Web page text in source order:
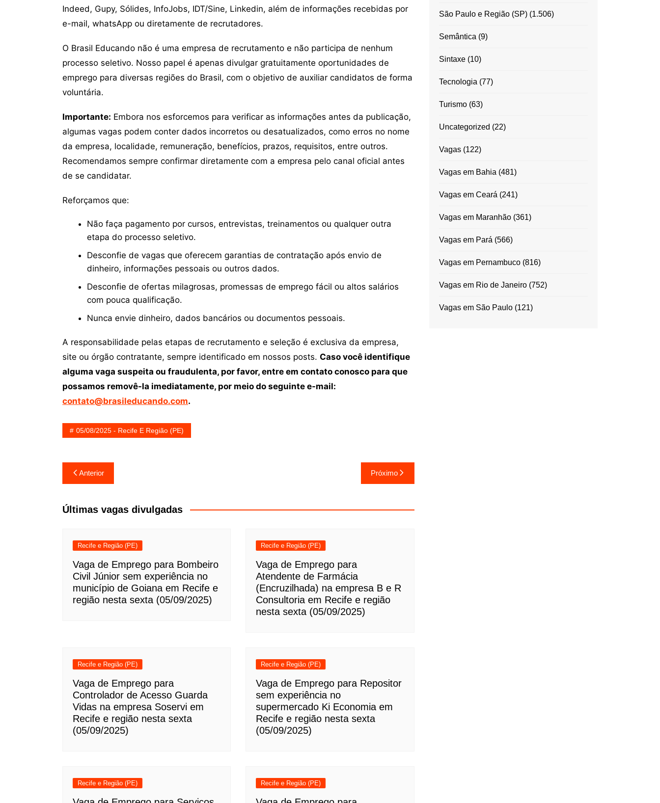
Indeed, Gupy, Sólides, InfoJobs, IDT/Sine, Linkedin, além de informações recebidas por
e-mail, whatsApp ou diretamente de recrutadores.
O Brasil Educando não é uma empresa de recrutamento e não participa de nenhum
processo seletivo. Nosso papel é apenas divulgar gratuitamente oportunidades de
emprego para diversas regiões do Brasil, com o objetivo de auxiliar candidatos de forma
voluntária.
Importante: Embora nos esforcemos para verificar as informações antes da publicação,
algumas vagas podem conter dados incorretos ou desatualizados, como erros no nome
da empresa, localidade, remuneração, benefícios, prazos, requisitos, entre outros.
Recomendamos sempre confirmar diretamente com a empresa pelo canal oficial antes
de se candidatar.
Reforçamos que:
Não faça pagamento por cursos, entrevistas, treinamentos ou qualquer outra
etapa do processo seletivo.
Desconfie de vagas que oferecem garantias de contratação após envio de
dinheiro, informações pessoais ou outros dados.
Desconfie de ofertas milagrosas, promessas de emprego fácil ou altos salários
com pouca qualificação.
Nunca envie dinheiro, dados bancários ou documentos pessoais.
A responsabilidade pelas etapas de recrutamento e seleção é exclusiva da empresa,
site ou órgão contratante, sempre identificado em nossos posts. Caso você identifique
alguma vaga suspeita ou fraudulenta, por favor, entre em contato conosco para que
possamos removê-la imediatamente, por meio do seguinte e-mail:
contato@brasileducando.com.
05/08/2025 - Recife E Região (PE)
Navegação
de
Post
Anterior Próximo
Últimas vagas divulgadas
Recife e Região (PE)
Vaga de Emprego para Bombeiro
Civil Júnior sem experiência no
município de Goiana em Recife e
região nesta sexta (05/09/2025)
Recife e Região (PE)
Vaga de Emprego para
Atendente de Farmácia
(Encruzilhada) na empresa B e R
Consultoria em Recife e região
nesta sexta (05/09/2025)
Recife e Região (PE)
Vaga de Emprego para
Controlador de Acesso Guarda
Vidas na empresa Soservi em
Recife e região nesta sexta
(05/09/2025)
Recife e Região (PE)
Vaga de Emprego para Repositor
sem experiência no
supermercado Ki Economia em
Recife e região nesta sexta
(05/09/2025)
Recife e Região (PE) Recife e Região (PE)
São Paulo e Região (SP)(1.506)
Semântica (9)
Sintaxe(10)
Tecnologia (77)
Turismo(63)
Uncategorized (22)
Vagas(122)
Vagas em Bahia (481)
Vagas em Ceará (241)
Vagas em Maranhão(361)
Vagas em Pará (566)
Vagas em Pernambuco(816)
Vagas em Rio de Janeiro(752)
Vagas em São Paulo(121)